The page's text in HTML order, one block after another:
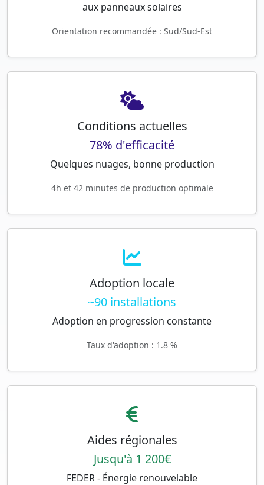
aux panneaux solaires
Orientation recommandée : Sud/Sud-Est
Conditions actuelles
78% d'efficacité
Quelques nuages, bonne production
4h et 42 minutes de production optimale
Adoption locale
~90 installations
Adoption en progression constante
Taux d'adoption : 1.8 %
Aides régionales
Jusqu'à 1 200€
FEDER - Énergie renouvelable